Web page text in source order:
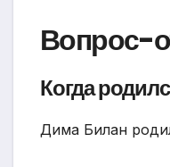
Вопрос-
Когда
Дима Билан